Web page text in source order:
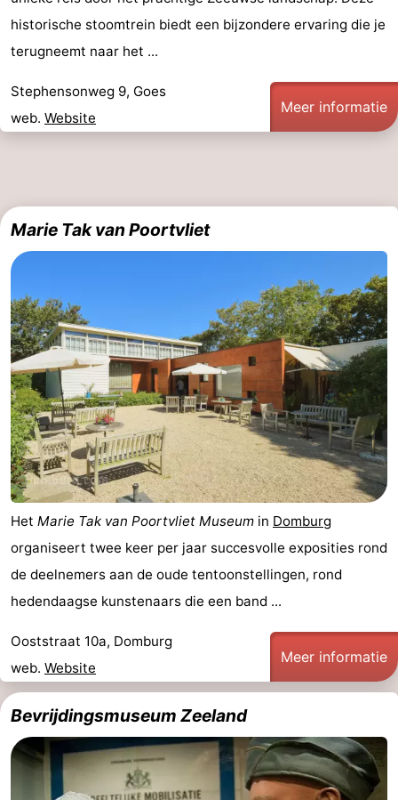
historische stoomtrein biedt een bijzondere ervaring die je
terugneemt naar het ...
Stephensonweg 9, Goes
web. Website
Meer informatie
Marie Tak van Poortvliet
Het Marie Tak van Poortvliet Museum in Domburg
organiseert twee keer per jaar succesvolle exposities rond
de deelnemers aan de oude tentoonstellingen, rond
hedendaagse kunstenaars die een band ...
Ooststraat 10a, Domburg
web. Website
Meer informatie
Bevrijdingsmuseum Zeeland